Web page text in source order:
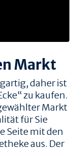
Markt
daher ist
zu kaufen.
Markt
für Sie
Seite mit den
aus. Der